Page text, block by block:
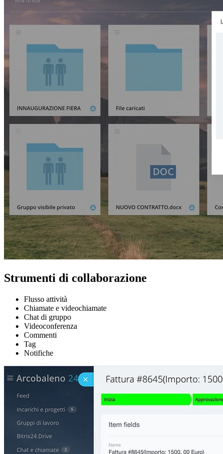
Strumenti di collaborazione
Flusso attività
Chiamate e videochiamate
Chat di gruppo
Videoconferenza
Commenti
Tag
Notifiche